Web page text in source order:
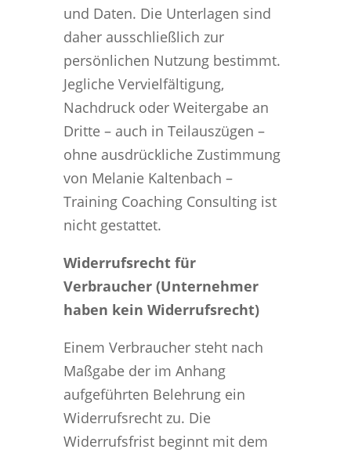
und Daten. Die Unterlagen sind
daher ausschließlich zur
persönlichen Nutzung bestimmt.
Jegliche Vervielfältigung,
Nachdruck oder Weitergabe an
Dritte – auch in Teilauszügen –
ohne ausdrückliche Zustimmung
von Melanie Kaltenbach –
Training Coaching Consulting ist
nicht gestattet.
Widerrufsrecht für
Verbraucher (Unternehmer
haben kein Widerrufsrecht)
Einem Verbraucher steht nach
Maßgabe der im Anhang
aufgeführten Belehrung ein
Widerrufsrecht zu. Die
Widerrufsfrist beginnt mit dem